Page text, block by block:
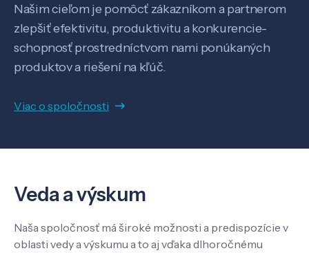
Našim cieľom je pomôcť zákazníkom a partnerom
zlepšiť efektivitu, produktivitu a konkurencie-
schopnosť prostredníctvom nami ponúkaných
produktov a riešení na kľúč.
Viac o spoločnosti
Veda a výskum
Naša spoločnosť má široké možnosti a predispozície v
oblasti vedy a výskumu a to aj vďaka dlhoročnému